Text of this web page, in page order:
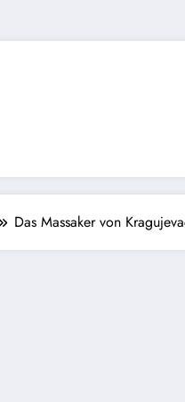
Das Massaker von